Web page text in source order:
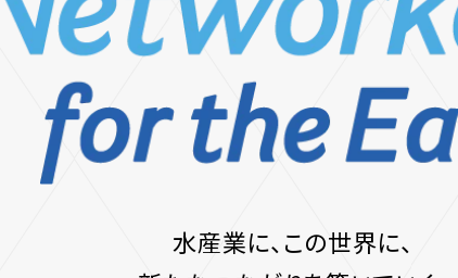
水産業に、この世界に、